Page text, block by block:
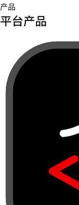
产品
平台产品